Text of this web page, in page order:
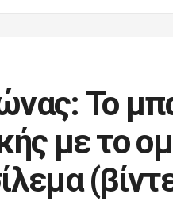
Το
με το